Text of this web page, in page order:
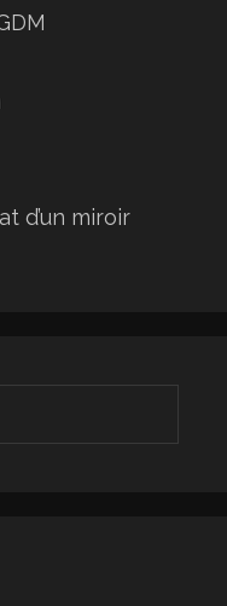
d’un miroir